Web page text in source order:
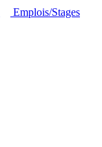
Emplois/Stages